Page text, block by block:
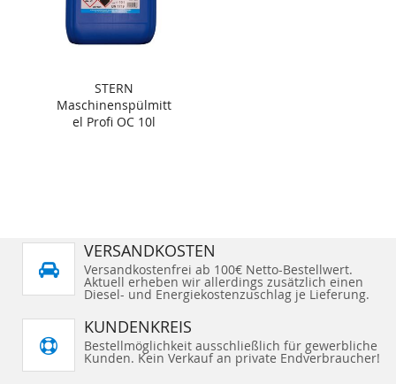
STERN
Maschinenspülmitt
el Profi OC 10l
VERSANDKOSTEN
Versandkostenfrei ab 100€ Netto-Bestellwert.
Aktuell erheben wir allerdings zusätzlich einen
Diesel- und Energiekostenzuschlag je Lieferung.
KUNDENKREIS
Bestellmöglichkeit ausschließlich für gewerbliche
Kunden. Kein Verkauf an private Endverbraucher!